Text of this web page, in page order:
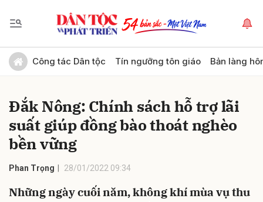
Công tác Dân tộc Tín ngưỡng tôn giáo Bản làng
Đắk Nông: Chính sách hỗ trợ lãi
suất giúp đồng bào thoát nghèo
bền vững
Phan Trọng 28/01/2022 09:34
Những ngày cuối năm, không khí mùa vụ thu
Gửi bình luận